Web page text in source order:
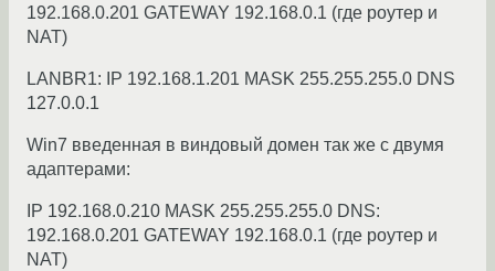
192.168.0.201 GATEWAY 192.168.0.1 (где роутер и
NAT)
LANBR1: IP 192.168.1.201 MASK 255.255.255.0 DNS
127.0.0.1
Win7 введенная в виндовый домен так же с двумя
адаптерами:
IP 192.168.0.210 MASK 255.255.255.0 DNS:
192.168.0.201 GATEWAY 192.168.0.1 (где роутер и
NAT)